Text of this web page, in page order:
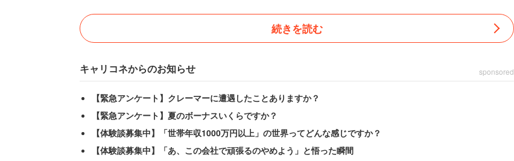
続きを読む
キャリコネからのお知らせ sponsored
【緊急アンケート】クレーマーに遭遇したことありますか？
【緊急アンケート】夏のボーナスいくらですか？
【体験談募集中】「世帯年収1000万円以上」の世界ってどんな感じですか？
【体験談募集中】「あ、この会社で頑張るのやめよう」と悟った瞬間